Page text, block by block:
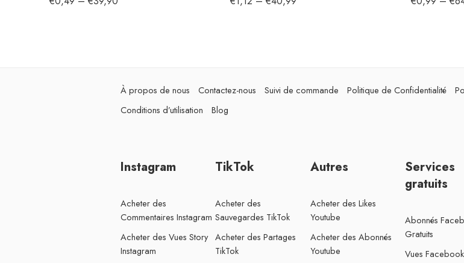
À propos de nous Contactez-nous Suivi de commande Politique de Confidentialité
Conditions d’utilisation
Blog
Instagram
Acheter des
Commentaires Instagram
Acheter des Vues Story
Instagram
TikTok
Acheter des
Sauvegardes TikTok
Acheter des Partages
TikTok
Autres
Acheter des Likes
Youtube
Acheter des Abonnés
Youtube
Services
gratuits
Abonnés
Gratuits
Vues